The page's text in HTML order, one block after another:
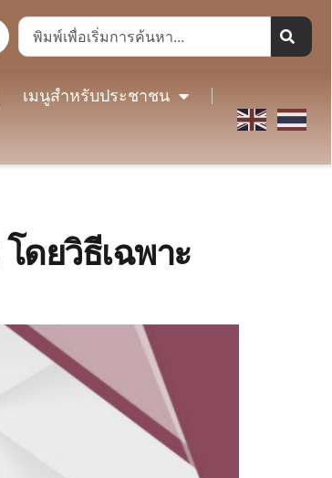
เมนูสำหรับประชาชน
ดยวิธีเฉพาะ